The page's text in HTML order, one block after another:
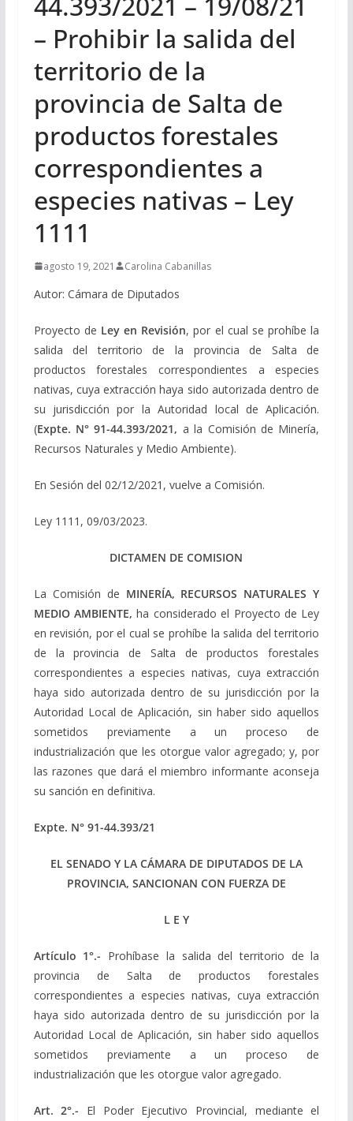
– Prohibir la salida del
territorio de la
provincia de Salta de
productos forestales
correspondientes a
especies nativas – Ley
1111
agosto 19, 2021 Carolina Cabanillas
Autor: Cámara de Diputados
Proyecto de Ley en Revisión, por el cual se prohíbe la
salida del territorio de la provincia de Salta de
productos forestales correspondientes a especies
nativas, cuya extracción haya sido autorizada dentro de
su jurisdicción por la Autoridad local de Aplicación.
(Expte. N° 91-44.393/2021, a la Comisión de Minería,
Recursos Naturales y Medio Ambiente).
En Sesión del 02/12/2021, vuelve a Comisión.
Ley 1111, 09/03/2023.
DICTAMEN DE COMISION
La Comisión de MINERÍA, RECURSOS NATURALES Y
MEDIO AMBIENTE,ha considerado el Proyecto de Ley
en revisión, por el cual se prohíbe la salida del territorio
de la provincia de Salta de productos forestales
correspondientes a especies nativas, cuya extracción
haya sido autorizada dentro de su jurisdicción por la
Autoridad Local de Aplicación, sin haber sido aquellos
sometidos previamente a un proceso de
industrialización que les otorgue valor agregado; y, por
las razones que dará el miembro informante aconseja
su sanción en definitiva.
Expte. N° 91-44.393/21
EL SENADO Y LA CÁMARA DE DIPUTADOS DE LA
PROVINCIA, SANCIONAN CON FUERZA DE
L E Y
Artículo 1°.- Prohíbase la salida del territorio de la
provincia de Salta de productos forestales
correspondientes a especies nativas, cuya extracción
haya sido autorizada dentro de su jurisdicción por la
Autoridad Local de Aplicación, sin haber sido aquellos
sometidos previamente a un proceso de
industrialización que les otorgue valor agregado.
Art. 2°.- El Poder Ejecutivo Provincial, mediante el